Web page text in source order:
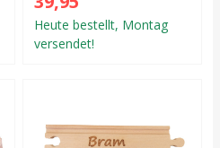
Heute bestellt, Montag
versendet!